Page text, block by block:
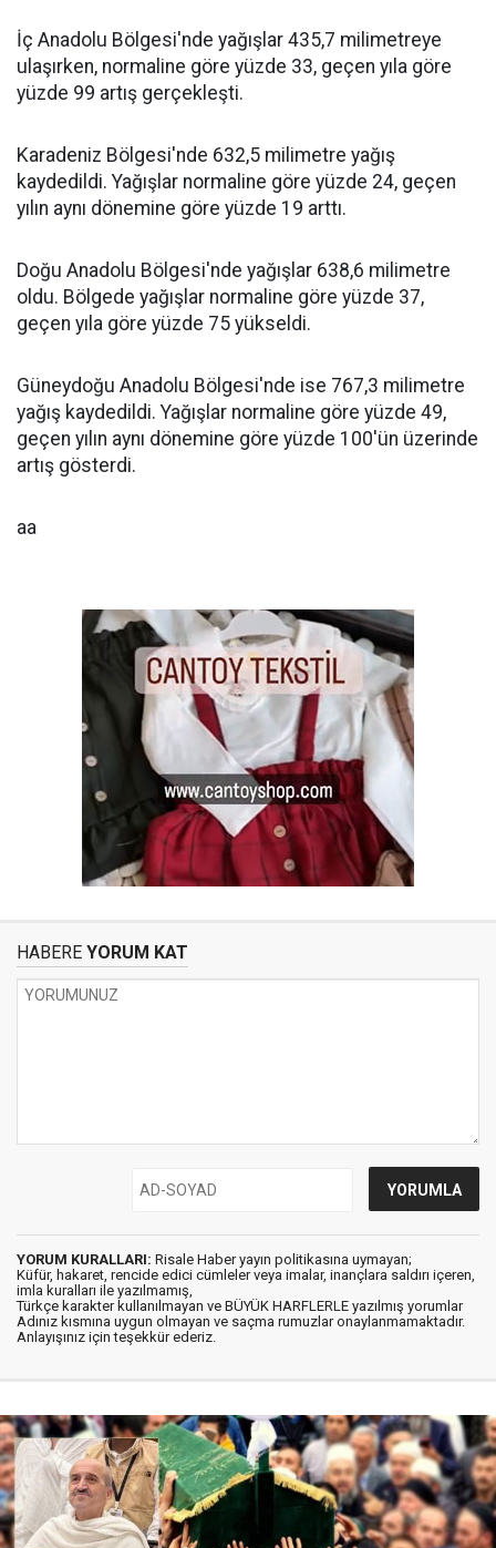
İç Anadolu Bölgesi'nde yağışlar 435,7 milimetreye
ulaşırken, normaline göre yüzde 33, geçen yıla göre
yüzde 99 artış gerçekleşti.
Karadeniz Bölgesi'nde 632,5 milimetre yağış
kaydedildi. Yağışlar normaline göre yüzde 24, geçen
yılın aynı dönemine göre yüzde 19 arttı.
Doğu Anadolu Bölgesi'nde yağışlar 638,6 milimetre
oldu. Bölgede yağışlar normaline göre yüzde 37,
geçen yıla göre yüzde 75 yükseldi.
Güneydoğu Anadolu Bölgesi'nde ise 767,3 milimetre
yağış kaydedildi. Yağışlar normaline göre yüzde 49,
geçen yılın aynı dönemine göre yüzde 100'ün üzerinde
artış gösterdi.
aa
HABERE YORUM KAT
YORUM KURALLARI: Risale Haber yayın politikasına uymayan;
Küfür, hakaret, rencide edici cümleler veya imalar, inançlara saldırı içeren,
imla kuralları ile yazılmamış,
Türkçe karakter kullanılmayan ve BÜYÜK HARFLERLE yazılmış yorumlar
Adınız kısmına uygun olmayan ve saçma rumuzlar onaylanmamaktadır.
Anlayışınız için teşekkür ederiz.